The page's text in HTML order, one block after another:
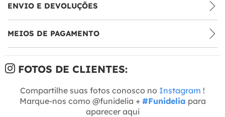
ENVIO E DEVOLUÇÕES
MEIOS DE PAGAMENTO
FOTOS DE CLIENTES:
Compartilhe suas fotos conosco no Instagram !
Marque-nos como @funidelia + #Funidelia para
aparecer aqui